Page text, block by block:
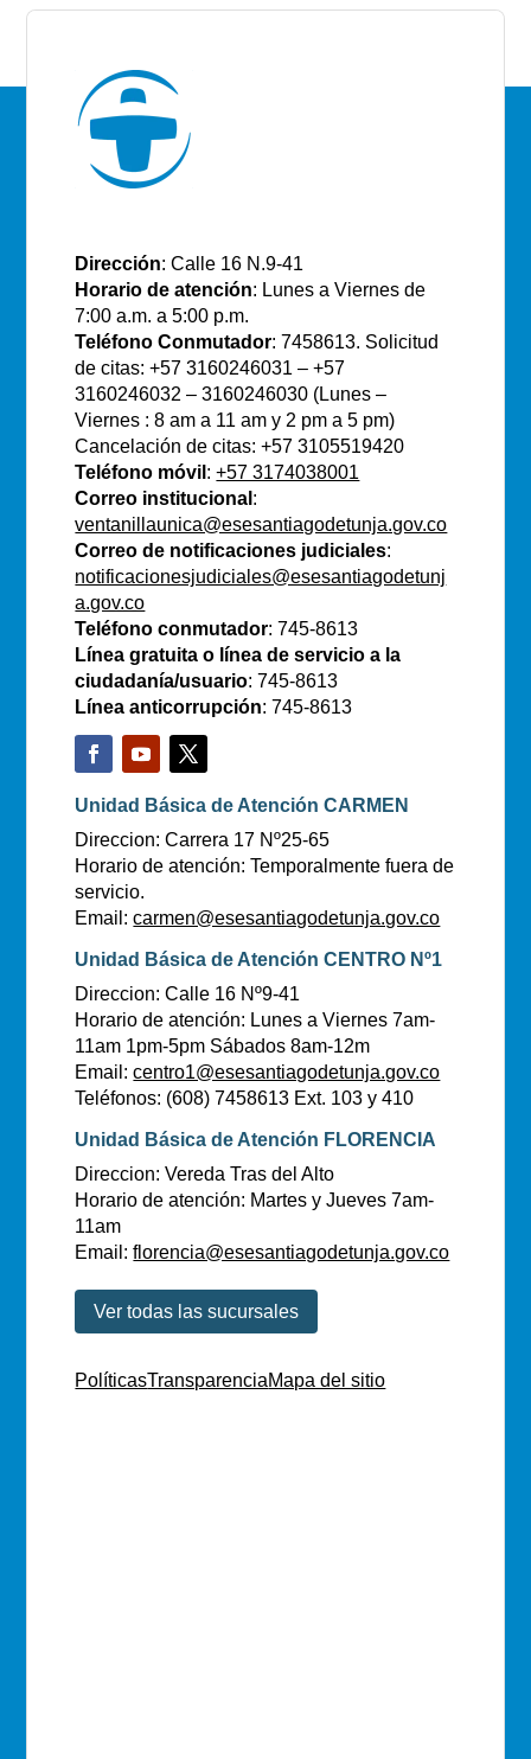
Dirección: Calle 16 N.9-41
Horario de atención: Lunes a Viernes de
7:00 a.m. a 5:00 p.m.
Teléfono Conmutador: 7458613. Solicitud
de citas: +57 3160246031 – +57
3160246032 – 3160246030 (Lunes –
Viernes : 8 am a 11 am y 2 pm a 5 pm)
Cancelación de citas: +57 3105519420
Teléfono móvil :+57 3174038001
Correo institucional :
ventanillaunica@esesantiagodetunja.gov.co
Correo de notificaciones judiciales:
notificacionesjudiciales@esesantiagodetunj
a.gov.co
Teléfono conmutador: 745-8613
Línea gratuita o línea de servicio a la
ciudadanía/usuario: 745-8613
Línea anticorrupción: 745-8613
Unidad Básica de Atención CARMEN
Direccion: Carrera 17 Nº25-65
Horario de atención: Temporalmente fuera de
servicio.
Email:carmen@esesantiagodetunja.gov.co
Unidad Básica de Atención CENTRO Nº1
Direccion: Calle 16 Nº9-41
Horario de atención: Lunes a Viernes 7am-
11am 1pm-5pm Sábados 8am-12m
Email:centro1@esesantiagodetunja.gov.co
Teléfonos: (608) 7458613 Ext. 103 y 410
Unidad Básica de Atención FLORENCIA
Direccion: Vereda Tras del Alto
Horario de atención: Martes y Jueves 7am-
11am
Email:florencia@esesantiagodetunja.gov.co
Ver todas las sucursales
PolíticasTransparenciaMapa del sitio